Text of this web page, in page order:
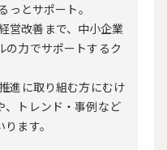
っとサポート。
営改善まで、中小企業
の力でサポートするク
進に取り組む方にむけ
、トレンド・事例など
ます。